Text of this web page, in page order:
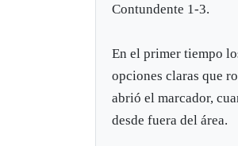
Contundente 1-3.
En el primer tiempo
opciones claras que
abrió el marcador,
desde fuera del área.